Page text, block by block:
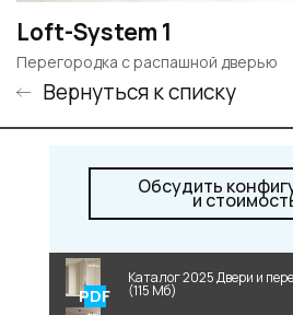
Loft-System 1
Перегородка с распашной дверью
Вернуться к списку
Обсудить
и
Каталог 2025 Двери и
(115 Мб)